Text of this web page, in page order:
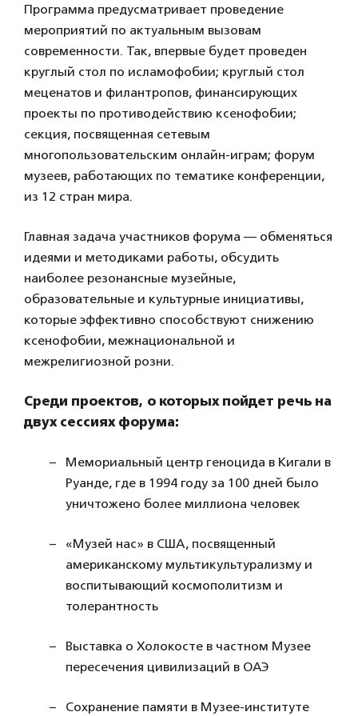
Программа предусматривает проведение
мероприятий по актуальным вызовам
современности. Так, впервые будет проведен
круглый стол по исламофобии; круглый стол
меценатов и филантропов, финансирующих
проекты по противодействию ксенофобии;
секция, посвященная сетевым
многопользовательским онлайн-играм; форум
музеев, работающих по тематике конференции,
из 12 стран мира.
Главная задача участников форума — обменяться
идеями и методиками работы, обсудить
наиболее резонансные музейные,
образовательные и культурные инициативы,
которые эффективно способствуют снижению
ксенофобии, межнациональной и
межрелигиозной розни.
Среди проектов, о которых пойдет речь на
двух сессиях форума:
Мемориальный центр геноцида в Кигали в
Руанде, где в 1994 году за 100 дней было
уничтожено более миллиона человек
«Музей нас» в США, посвященный
американскому мультикультурализму и
воспитывающий космополитизм и
толерантность
Выставка о Холокосте в частном Музее
пересечения цивилизаций в ОАЭ
Сохранение памяти в Музее-институте